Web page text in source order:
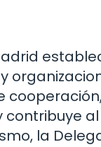
contribuye
la